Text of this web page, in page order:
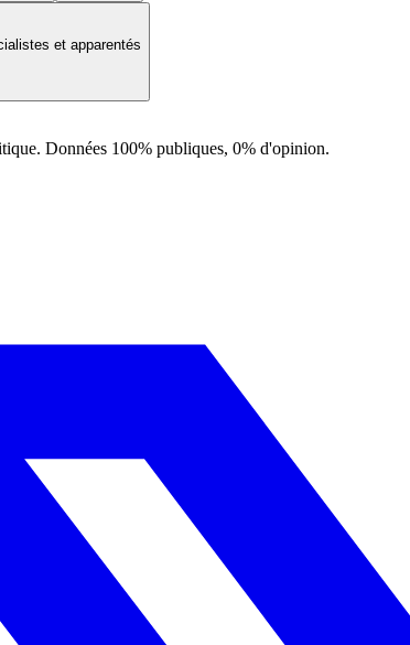
et apparentés
Données 100% publiques, 0% d'opinion.